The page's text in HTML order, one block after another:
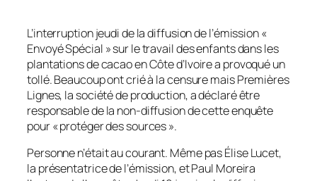
L’interruption jeudi de la diffusion de l’émission «
Envoyé Spécial » sur le travail des enfants dans les
plantations de cacao en Côte d’Ivoire a provoqué un
tollé. Beaucoup ont crié à la censure mais Premières
Lignes, la société de production, a déclaré être
responsable de la non-diffusion de cette enquête
pour « protéger des sources ».
Personne n’était au courant. Même pas Élise Lucet,
la présentatrice de l’émission, et Paul Moreira